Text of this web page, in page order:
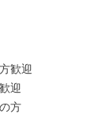
歓迎
迎
方